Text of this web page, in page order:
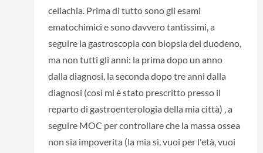
celiachia. Prima di tutto sono gli esami
ematochimici e sono davvero tantissimi, a
seguire la gastroscopia con biopsia del duodeno,
ma non tutti gli anni: la prima dopo un anno
dalla diagnosi, la seconda dopo tre anni dalla
diagnosi (così mi è stato prescritto presso il
reparto di gastroenterologia della mia città) , a
seguire MOC per controllare che la massa ossea
non sia impoverita (la mia sì, vuoi per l'età, vuoi